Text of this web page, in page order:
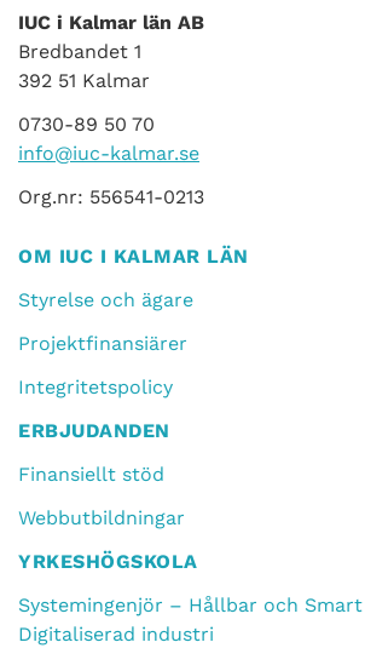
IUC i Kalmar län AB
Bredbandet 1
392 51 Kalmar
0730-89 50 70
info@iuc-kalmar.se
Org.nr: 556541-0213
OM IUC I KALMAR LÄN
Styrelse och ägare
Projektfinansiärer
Integritetspolicy
ERBJUDANDEN
Finansiellt stöd
Webbutbildningar
YRKESHÖGSKOLA
Systemingenjör – Hållbar och Smart
Digitaliserad industri